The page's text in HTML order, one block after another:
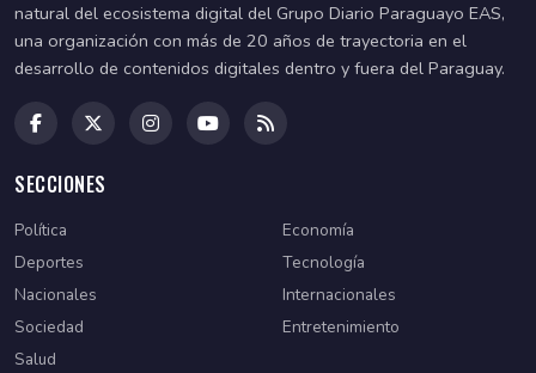
natural del ecosistema digital del Grupo Diario Paraguayo EAS,
una organización con más de 20 años de trayectoria en el
desarrollo de contenidos digitales dentro y fuera del Paraguay.
SECCIONES
Política
Economía
Deportes
Tecnología
Nacionales
Internacionales
Sociedad
Entretenimiento
Salud